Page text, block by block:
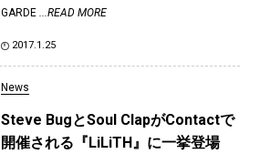
GARDE
...READ MORE
2017.1.25
News
Steve BugとSoul ClapがContactで
開催される『LiLiTH』に一挙登場